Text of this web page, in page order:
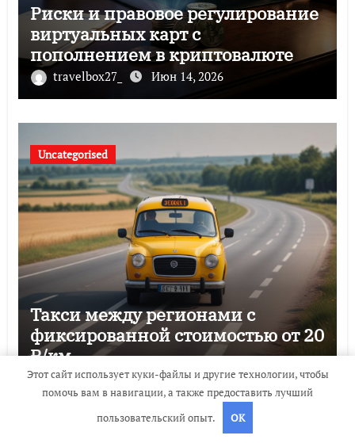
Риски и правовое регулирование
виртуальных карт с
пополнением в криптовалюте
travelbox27_ Июн 14, 2026
Uncategorised
Такси между регионами с
фиксированной стоимостью от 20
₽/км
travelbox27_ Фев 12, 2026
Этот сайт использует куки-файлы и другие технологии, чтобы
помочь вам в навигации, а также предоставить лучший
пользовательский опыт.
OK